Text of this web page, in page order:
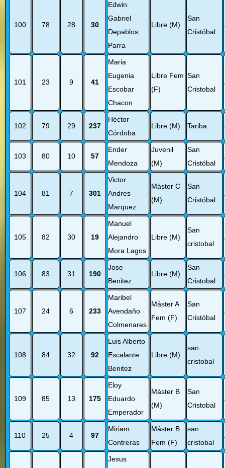
100 78 28 30
Edwin
Gabriel
Depablos
Parra
Libre (M)
San
Cristóbal
101 23 9 41
Maria
Eugenia
Escobar
Chacon
Libre Fem
(F)
San
Cristobal
102 79 29 237
Héctor
Córdoba
Libre (M) Tariba
103 80 10 57
Ender
Mendoza
Juvenil
(M)
San
Cristóbal
104 81 7 301
Victor
Andres
Marquez
Máster C
(M)
San
Cristóbal
105 82 30 19
Manuel
Alejandro
Mora Lagos
Libre (M)
San
cristobal
106 83 31 190
Jose
Benitez
Libre (M)
San
Cristobal
107 24 6 233
Maribel
Avendaño
Colmenares
Máster A
Fem (F)
San
Cristóbal
108 84 32 92
Luis Alberto
Escalante
Benitez
Libre (M)
san
cristobal
109 85 13 175
Eloy
Eduardo
Emperador
Máster B
(M)
San
Cristobal
110 25 4 97
Miriam
Contreras
Máster B
Fem (F)
san
cristobal
Jesus